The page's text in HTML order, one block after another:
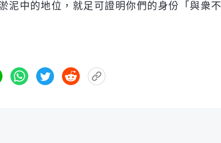
泥中的地位，就足可證明你們的身份「與衆不